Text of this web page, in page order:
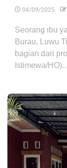
04/09/2025
Seorang ibu
Burau, Luwu
bagian dari
Istimewa/HO)...